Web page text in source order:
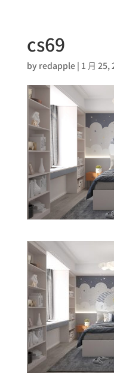
cs69
by redapple| 1 月 25,